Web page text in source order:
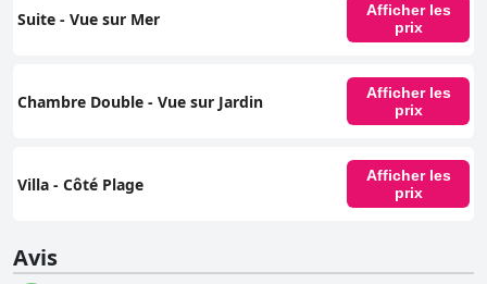
Suite - Vue sur Mer
Afficher les
prix
Chambre Double - Vue sur Jardin
Afficher les
prix
Villa - Côté Plage
Afficher les
prix
Avis